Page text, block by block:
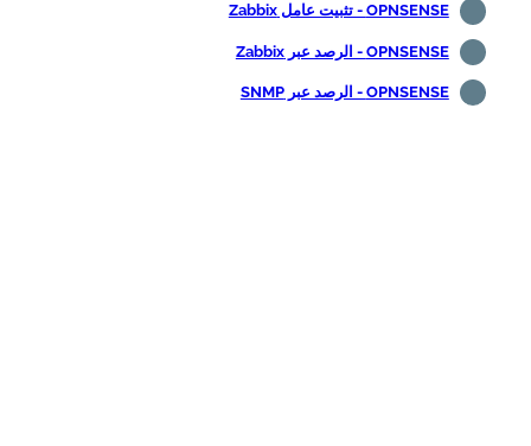
OPNSENSE - تثبيت عامل Zabbix
OPNSENSE - الرصد عبر Zabbix
OPNSENSE - الرصد عبر SNMP